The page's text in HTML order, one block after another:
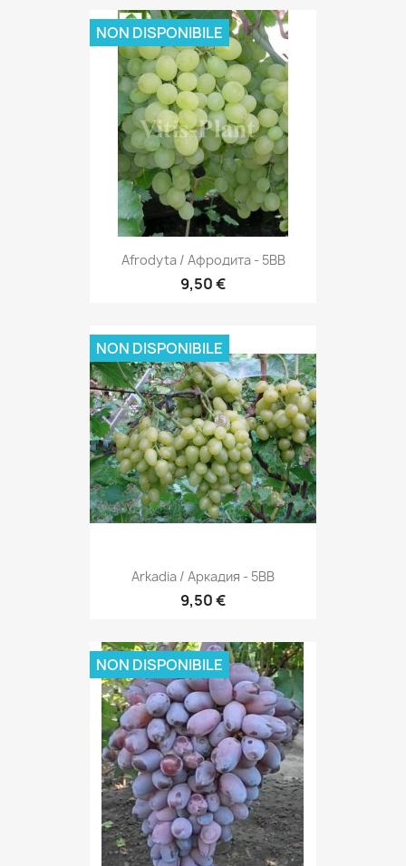
Afrodyta / Афродита - 5BB
9,50 €
NON DISPONIBILE
Arkadia / Аркадия - 5BB
9,50 €
NON DISPONIBILE
NON DISPONIBILE